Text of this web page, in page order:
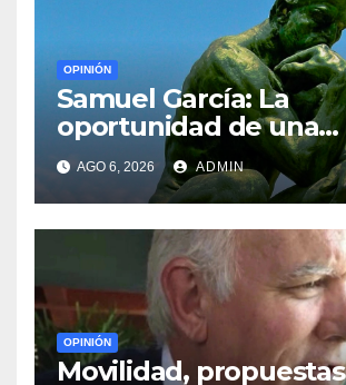
OPINIÓN
Samuel García: La
oportunidad de una
generación
AGO 6, 2026 ADMIN
OPINIÓN
Movilidad, propuestas